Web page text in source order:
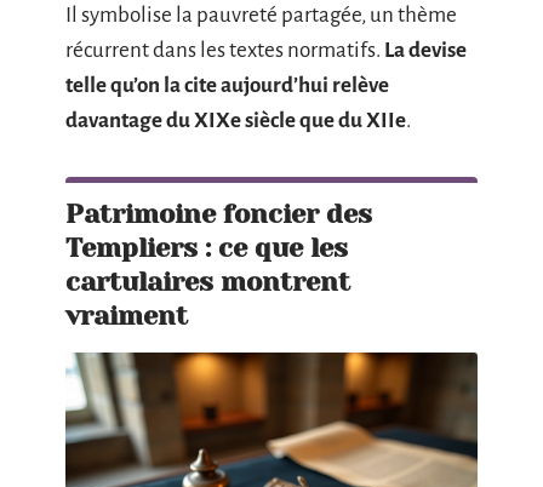
Il symbolise la pauvreté partagée, un thème
récurrent dans les textes normatifs. La devise
telle qu’on la cite aujourd’hui relève
davantage du XIXe siècle que du XIIe.
Patrimoine foncier des
Templiers : ce que les
cartulaires montrent
vraiment